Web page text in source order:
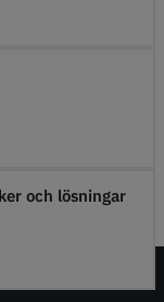
och lösningar